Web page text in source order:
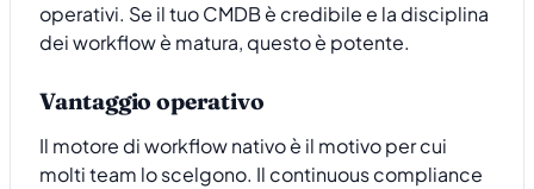
operativi. Se il tuo CMDB è credibile e la disciplina
dei workflow è matura, questo è potente.
Vantaggio operativo
Il motore di workflow nativo è il motivo per cui
molti team lo scelgono. Il continuous compliance